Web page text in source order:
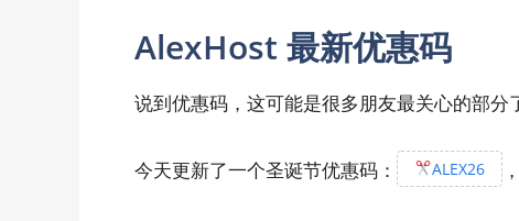
AlexHost 最新优惠码
说到优惠码，这可能是很多朋友最关心的部分
今天更新了一个圣诞节优惠码： ALEX26